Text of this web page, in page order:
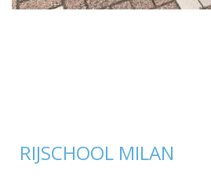
RIJSCHOOL MILAN